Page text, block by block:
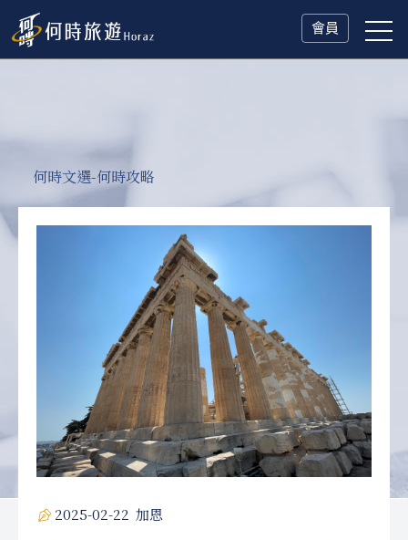
會員
何時文選-何時攻略
2025-02-22 加恩